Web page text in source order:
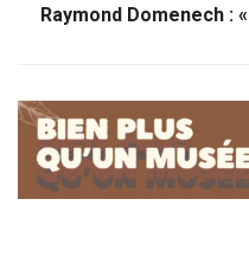
Raymond Domenech :